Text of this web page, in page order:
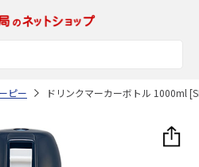
ピー ドリンクマーカーボトル 1000ml